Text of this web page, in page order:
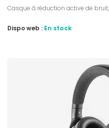
Casque à réduction active de
Dispo web : En stock